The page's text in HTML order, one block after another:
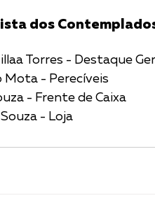
dos
Torres - Destaque
Mota - Perecíveis
- Frente de Caixa
- Loja